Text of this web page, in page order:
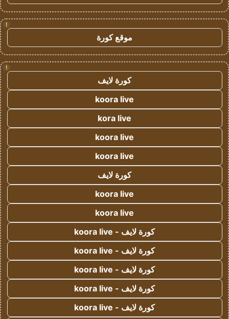
!
موقع كورة
!
كورة لايف
koora live
kora live
koora live
koora live
كورة لايف
koora live
koora live
كورة لايف - koora live
كورة لايف - koora live
كورة لايف - koora live
كورة لايف - koora live
كورة لايف - koora live